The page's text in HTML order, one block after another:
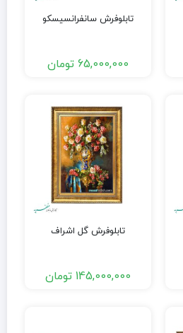
تابلوفرش سانفرانسیسکو
65,000,000 تومان
تابلوفرش گل اشراف
145,000,000 تومان